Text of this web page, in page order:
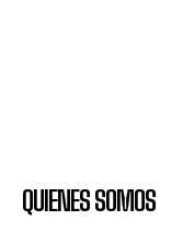
QUIENES SOMOS